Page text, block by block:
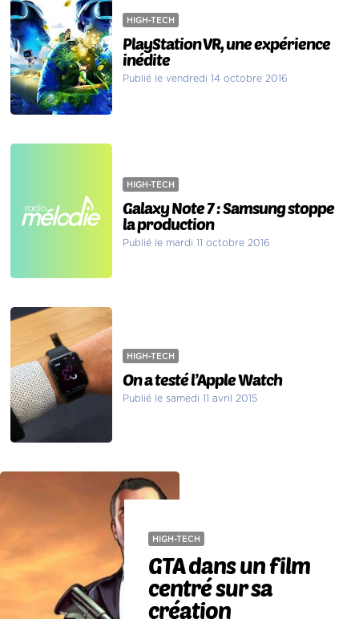
HIGH-TECH
PlayStation VR, une expérience
inédite
Publié le vendredi 14 octobre 2016
HIGH-TECH
Galaxy Note 7 : Samsung stoppe
la production
Publié le mardi 11 octobre 2016
HIGH-TECH
On a testé l’Apple Watch
Publié le samedi 11 avril 2015
HIGH-TECH
GTA dans un film
centré sur sa
création